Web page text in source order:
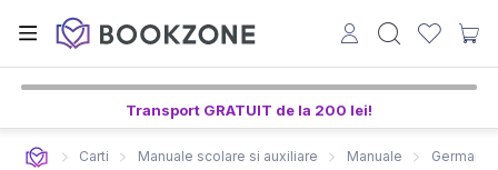
Transport GRATUIT de la 200 lei!
7 ore, 26 min, 30 sec
Carti Manuale scolare si auxiliare Manuale Germana